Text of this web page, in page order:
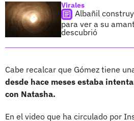
Virales
Albañil
para ver a su
descubrió
Cabe recalcar que Gómez tiene
desde hace meses estaba
con Natasha.
En el video que ha circulado por